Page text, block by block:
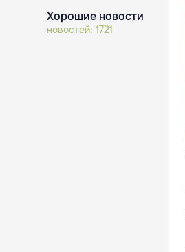
Хорошие новости
новостей: 1721